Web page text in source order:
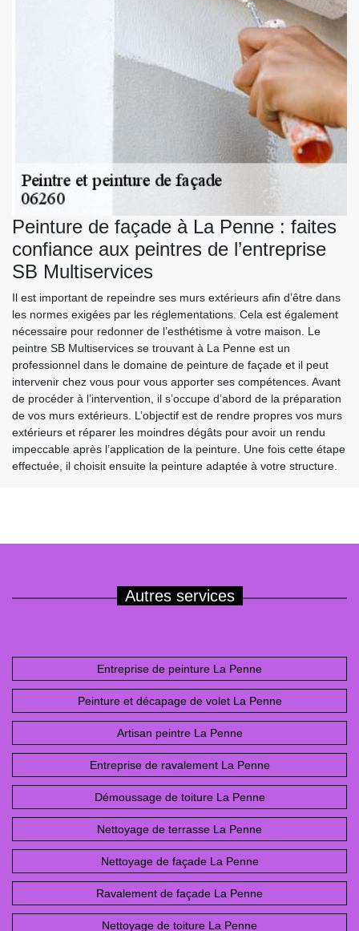
Peinture de façade à La Penne : faites
confiance aux peintres de l’entreprise
SB Multiservices
Il est important de repeindre ses murs extérieurs afin d’être dans
les normes exigées par les réglementations. Cela est également
nécessaire pour redonner de l’esthétisme à votre maison. Le
peintre SB Multiservices se trouvant à La Penne est un
professionnel dans le domaine de peinture de façade et il peut
intervenir chez vous pour vous apporter ses compétences. Avant
de procéder à l’intervention, il s’occupe d’abord de la préparation
de vos murs extérieurs. L’objectif est de rendre propres vos murs
extérieurs et réparer les moindres dégâts pour avoir un rendu
impeccable après l’application de la peinture. Une fois cette étape
effectuée, il choisit ensuite la peinture adaptée à votre structure.
Autres services
Entreprise de peinture La Penne
Peinture et décapage de volet La Penne
Artisan peintre La Penne
Entreprise de ravalement La Penne
Démoussage de toiture La Penne
Nettoyage de terrasse La Penne
Nettoyage de façade La Penne
Ravalement de façade La Penne
Nettoyage de toiture La Penne